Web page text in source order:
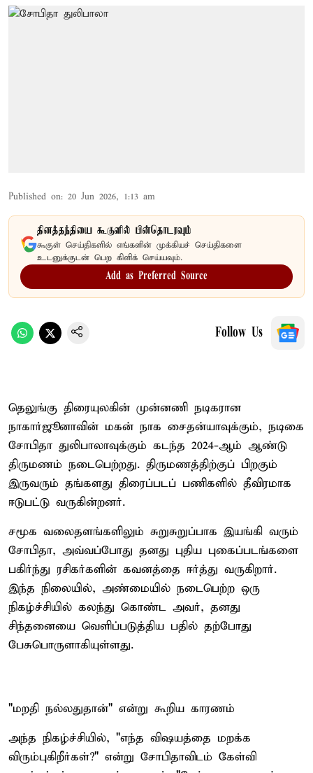
Published on: 20 Jun 2026, 1:13 am
தினத்தந்தியை கூகுளில் பின்தொடரவும்
கூகுள் செய்திகளில் எங்களின் முக்கியச் செய்திகளை
உடனுக்குடன் பெற கிளிக் செய்யவும்.
Add as Preferred Source
Follow Us
தெலுங்கு திரையுலகின் முன்னணி நடிகரான
நாகார்ஜூனாவின் மகன் நாக சைதன்யாவுக்கும், நடிகை
சோபிதா துலிபாலாவுக்கும் கடந்த 2024-ஆம் ஆண்டு
திருமணம் நடைபெற்றது. திருமணத்திற்குப் பிறகும்
இருவரும் தங்களது திரைப்படப் பணிகளில் தீவிரமாக
ஈடுபட்டு வருகின்றனர்.
சமூக வலைதளங்களிலும் சுறுசுறுப்பாக இயங்கி வரும்
சோபிதா, அவ்வப்போது தனது புதிய புகைப்படங்களை
பகிர்ந்து ரசிகர்களின் கவனத்தை ஈர்த்து வருகிறார்.
இந்த நிலையில், அண்மையில் நடைபெற்ற ஒரு
நிகழ்ச்சியில் கலந்து கொண்ட அவர், தனது
சிந்தனையை வெளிப்படுத்திய பதில் தற்போது
பேசுபொருளாகியுள்ளது.
"மறதி நல்லதுதான்" என்று கூறிய காரணம்
அந்த நிகழ்ச்சியில், "எந்த விஷயத்தை மறக்க
விரும்புகிறீர்கள்?" என்று சோபிதாவிடம் கேள்வி